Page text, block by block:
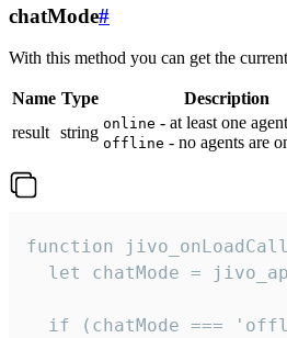
chatMode#
With this method you can get the
Name Type
Description
result string online - at least one
offline - no agents are
function
let chatMode =
if (chatMode ===